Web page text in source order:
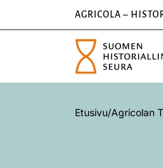
AGRICOLA –
Etusivu/Agricolan